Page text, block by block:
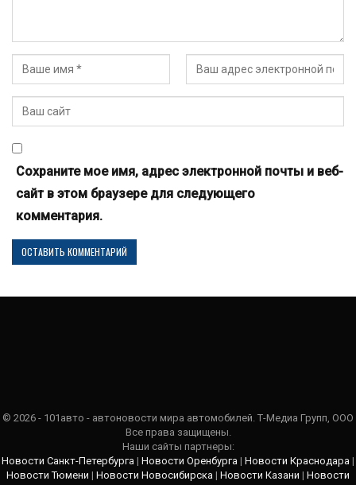
Сохраните мое имя, адрес электронной почты и веб-
сайт в этом браузере для следующего
комментария.
© 2026 - 101авто - автоновости мира автомобилей. Т-Медиа Групп, ООО
Все права защищены.
Наши сайты партнеры:
Новости Санкт-Петербурга | Новости Оренбурга | Новости Краснодара |
Новости Тюмени | Новости Новосибирска | Новости Казани | Новости